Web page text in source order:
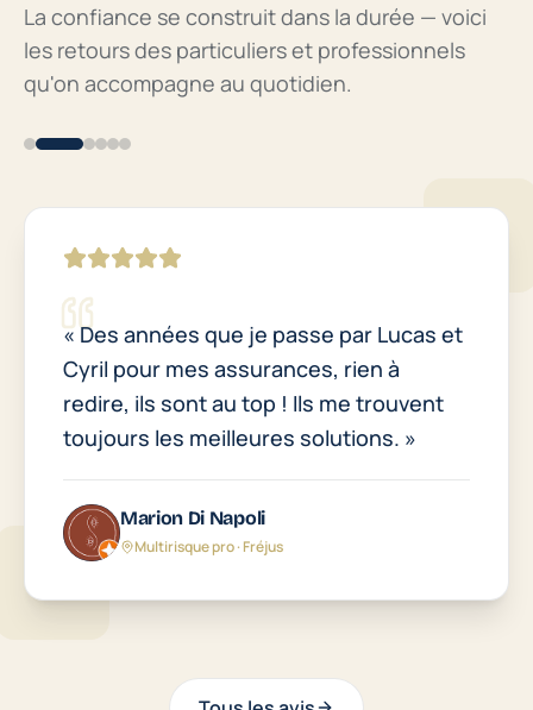
La confiance se construit dans la durée — voici
les retours des particuliers et professionnels
qu'on accompagne au quotidien.
« Courtiers au top, à l'écoute de leurs
clients, réactifs, rigoureux, ils
s'occupent de tout pour moins cher que
notre ancienne assurance. Je
Lola Serouart
« Des années que je passe par Lucas et
Cyril pour mes assurances, rien à
redire, ils sont au top ! Ils me trouvent
toujours les meilleures solutions. »
Marion Di Napoli
Multirisque pro · Fréjus
« Le top des courtiers d'assurance !
Réception impeccable, service sur
mesure, et toujours avec le sourire. »
Marina Clamens
« J'ai toutes mes assurances chez eux.
2 petits gars sympathiques,
compétents et à l'écoute. À consommer
sans modération ! »
G
Gilles Paulus
« Une équipe dynamique et
professionnelle à la recherche des
meilleures solutions pour leurs clients.
Je recommande vivement ! »
P
Philippe Grand
« Équipe toujours très professionnelle
et à l'écoute de mes besoins. Super ! »
Cha R.